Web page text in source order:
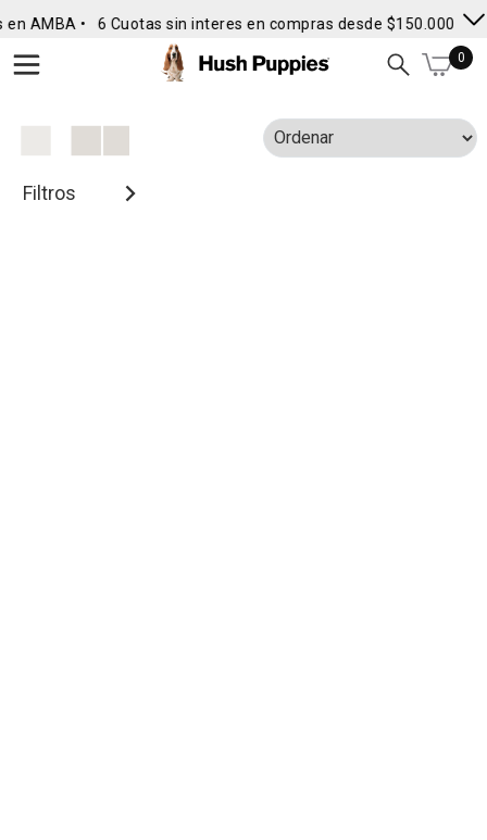
AMBA • 6 Cuotas sin interes en compras desde $150.000 •
0
Filtros